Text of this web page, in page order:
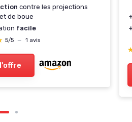
contre les projections
de boue
facile
5/5 — 1 avis